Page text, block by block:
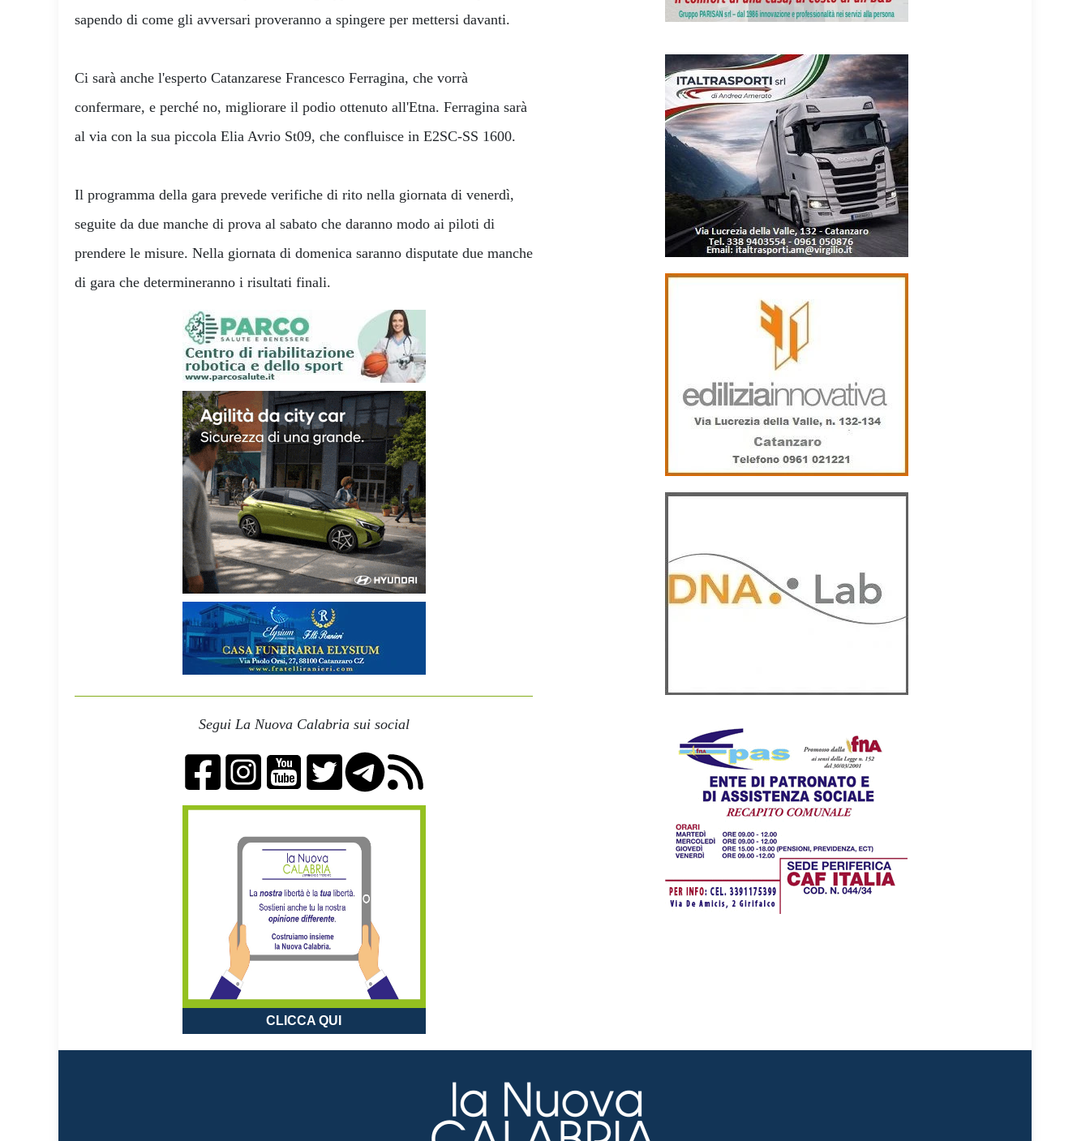
sapendo di come gli avversari proveranno a spingere per mettersi davanti.
Ci sarà anche l'esperto Catanzarese Francesco Ferragina, che vorrà
confermare, e perché no, migliorare il podio ottenuto all'Etna. Ferragina sarà
al via con la sua piccola Elia Avrio St09, che confluisce in E2SC-SS 1600.
Il programma della gara prevede verifiche di rito nella giornata di venerdì,
seguite da due manche di prova al sabato che daranno modo ai piloti di
prendere le misure. Nella giornata di domenica saranno disputate due manche
di gara che determineranno i risultati finali.
Segui La Nuova Calabria sui social
CLICCA QUI